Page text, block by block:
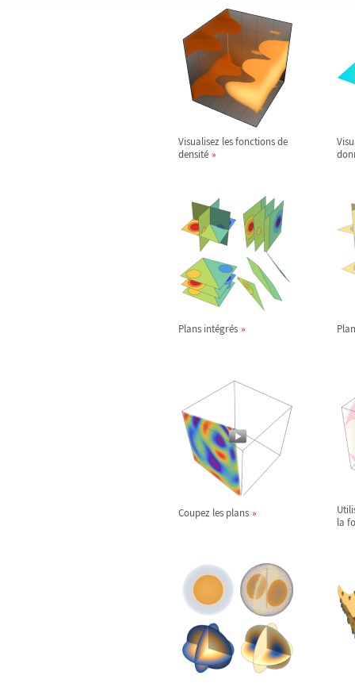
Visualisez les fonctions de
densité
Plans intégrés
Coupez les plans
la